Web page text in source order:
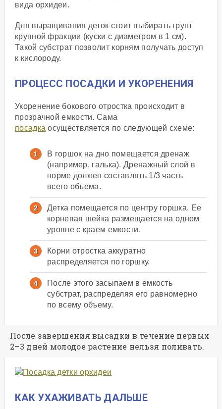
вида орхидеи.
Для выращивания деток стоит выбирать грунт
крупной фракции (куски с диаметром в 1 см).
Такой субстрат позволит корням получать доступ
к кислороду.
ПРОЦЕСС ПОСАДКИ И УКОРЕНЕНИЯ
Укоренение бокового отростка происходит в
прозрачной емкости. Сама
посадка осуществляется по следующей схеме:
В горшок на дно помещается дренаж
(например, галька). Дренажный слой в
норме должен составлять 1/3 часть
всего объема.
Детка помещается по центру горшка. Ее
корневая шейка размещается на одном
уровне с краем емкости.
Корни отростка аккуратно
распределяется по горшку.
После этого засыпаем в емкость
субстрат, распределяя его равномерно
по всему объему.
После завершения высадки в течение первых
2–3 дней молодое растение нельзя поливать.
КАК УХАЖИВАТЬ ДАЛЬШЕ